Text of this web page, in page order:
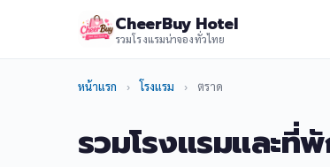
CheerBuy Hotel
รวมโรงแรมน่าจองทั่วไทย
หน้าแรก › โรงแรม › ตราด
รวมโรงแรมและที่